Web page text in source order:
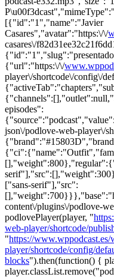
[{"id":"1","name":"Javier
Casares","avatar":"https:\/\/
casares\/
{"url":"https:\/\/
player\/shortcode\/config\/
episodes":
json\/podlove-web-player\/
["sans-serif"],"src":
content\/plugins\/podlove-
podlovePlayer(player, "
web-player/shortcode/
"https://
player/shortcode/config/
blocks").then(function() {